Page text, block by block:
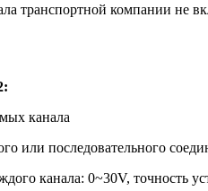
транспортной компании не
канала
или последовательного
канала: 0~30V, точность